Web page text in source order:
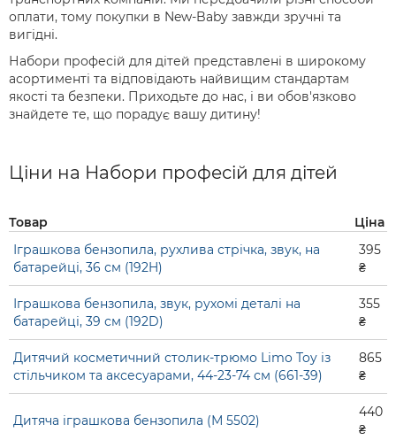
оплати, тому покупки в New-Baby завжди зручні та
вигідні.
Набори професій для дітей представлені в широкому
асортименті та відповідають найвищим стандартам
якості та безпеки. Приходьте до нас, і ви обов'язково
знайдете те, що порадує вашу дитину!
Ціни на Набори професій для дітей
Товар
Ціна
Іграшкова бензопила, рухлива стрічка, звук, на
батарейці, 36 см (192H)
395
₴
Іграшкова бензопила, звук, рухомі деталі на
батарейці, 39 см (192D)
355
₴
Дитячий косметичний столик-трюмо Limo Toy із
стільчиком та аксесуарами, 44-23-74 см (661-39)
865
₴
Дитяча іграшкова бензопила (М 5502)
440
₴